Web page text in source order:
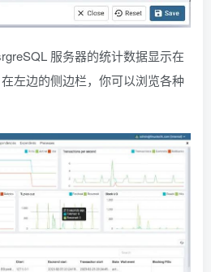
服务器的统计数据显示在
左边的侧边栏，你可以浏览各种